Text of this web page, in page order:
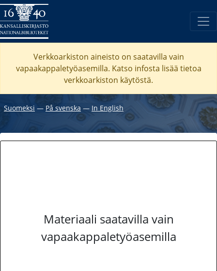
Verkkoarkiston aineisto on saatavilla vain
vapaakappaletyöasemilla. Katso infosta lisää tietoa
verkkoarkiston käytöstä.
Suomeksi ― På svenska ― In English
Materiaali saatavilla vain
vapaakappaletyöasemilla